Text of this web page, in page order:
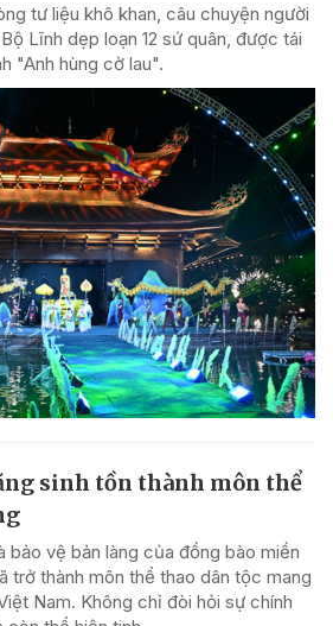
tư liệu khô khan, câu chuyện người
Lĩnh dẹp loạn 12 sứ quân, được tái
"Anh hùng cờ lau".
sinh tồn thành môn thể
bảo vệ bản làng của đồng bào miền
trở thành môn thể thao dân tộc mang
Nam. Không chỉ đòi hỏi sự chính